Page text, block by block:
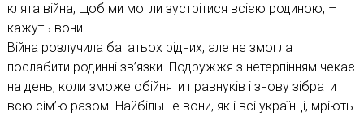
клята війна, щоб ми могли зустрітися всією родиною, –
кажуть вони.
Війна розлучила багатьох рідних, але не змогла
послабити родинні зв’язки. Подружжя з нетерпінням чекає
на день, коли зможе обійняти правнуків і знову зібрати
всю сім’ю разом. Найбільше вони, як і всі українці, мріють